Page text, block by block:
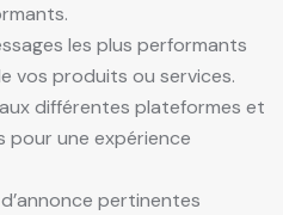
les plus performants
vos produits ou services.
différentes plateformes et
pour une expérience
pertinentes